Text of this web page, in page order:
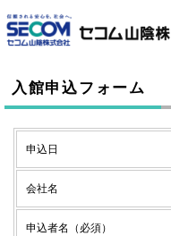
このページの本文へ
入館申込フォーム
申込日
会社名
申込者名（必須）